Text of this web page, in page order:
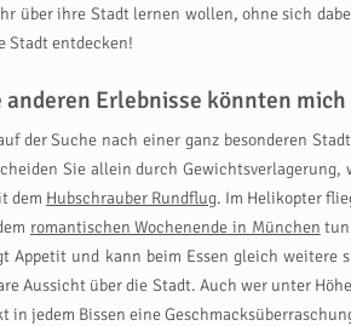
über ihre Stadt lernen wollen, ohne sich
Stadt entdecken!
anderen Erlebnisse könnten
der Suche nach einer ganz besonderen
Sie allein durch
dem Hubschrauber Rundflug. Im Helikopter
romantischen Wochenende in München tun
Appetit und kann beim Essen gleich weitere
Aussicht über die Stadt. Auch wer unter
in jedem Bissen eine